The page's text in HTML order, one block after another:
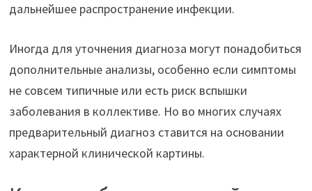
дальнейшее распространение инфекции.
Иногда для уточнения диагноза могут понадобиться
дополнительные анализы, особенно если симптомы
не совсем типичные или есть риск вспышки
заболевания в коллективе. Но во многих случаях
предварительный диагноз ставится на основании
характерной клинической картины.